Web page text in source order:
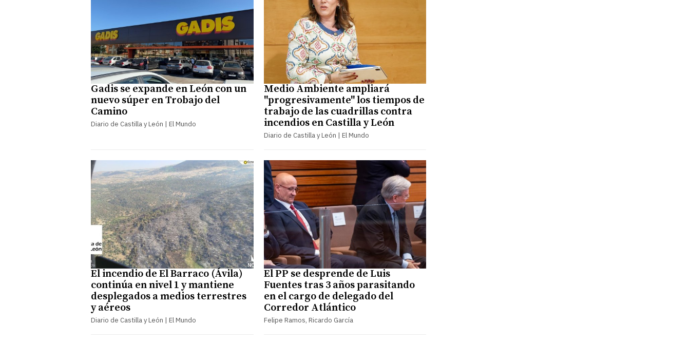
Gadis se expande en León con un
nuevo súper en Trobajo del
Camino
Diario de Castilla y León | El Mundo
Medio Ambiente ampliará
"progresivamente" los tiempos de
trabajo de las cuadrillas contra
incendios en Castilla y León
Diario de Castilla y León | El Mundo
El incendio de El Barraco (Ávila)
continúa en nivel 1 y mantiene
desplegados a medios terrestres
y aéreos
Diario de Castilla y León | El Mundo
El PP se desprende de Luis
Fuentes tras 3 años parasitando
en el cargo de delegado del
Corredor Atlántico
Felipe Ramos, Ricardo García